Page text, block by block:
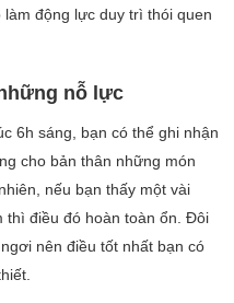
động lực duy trì thói quen
nỗ lực
6h sáng, bạn có thể ghi nhận
cho bản thân những món
nếu bạn thấy một vài
thì điều đó hoàn toàn ổn. Đôi
nên điều tốt nhất bạn có